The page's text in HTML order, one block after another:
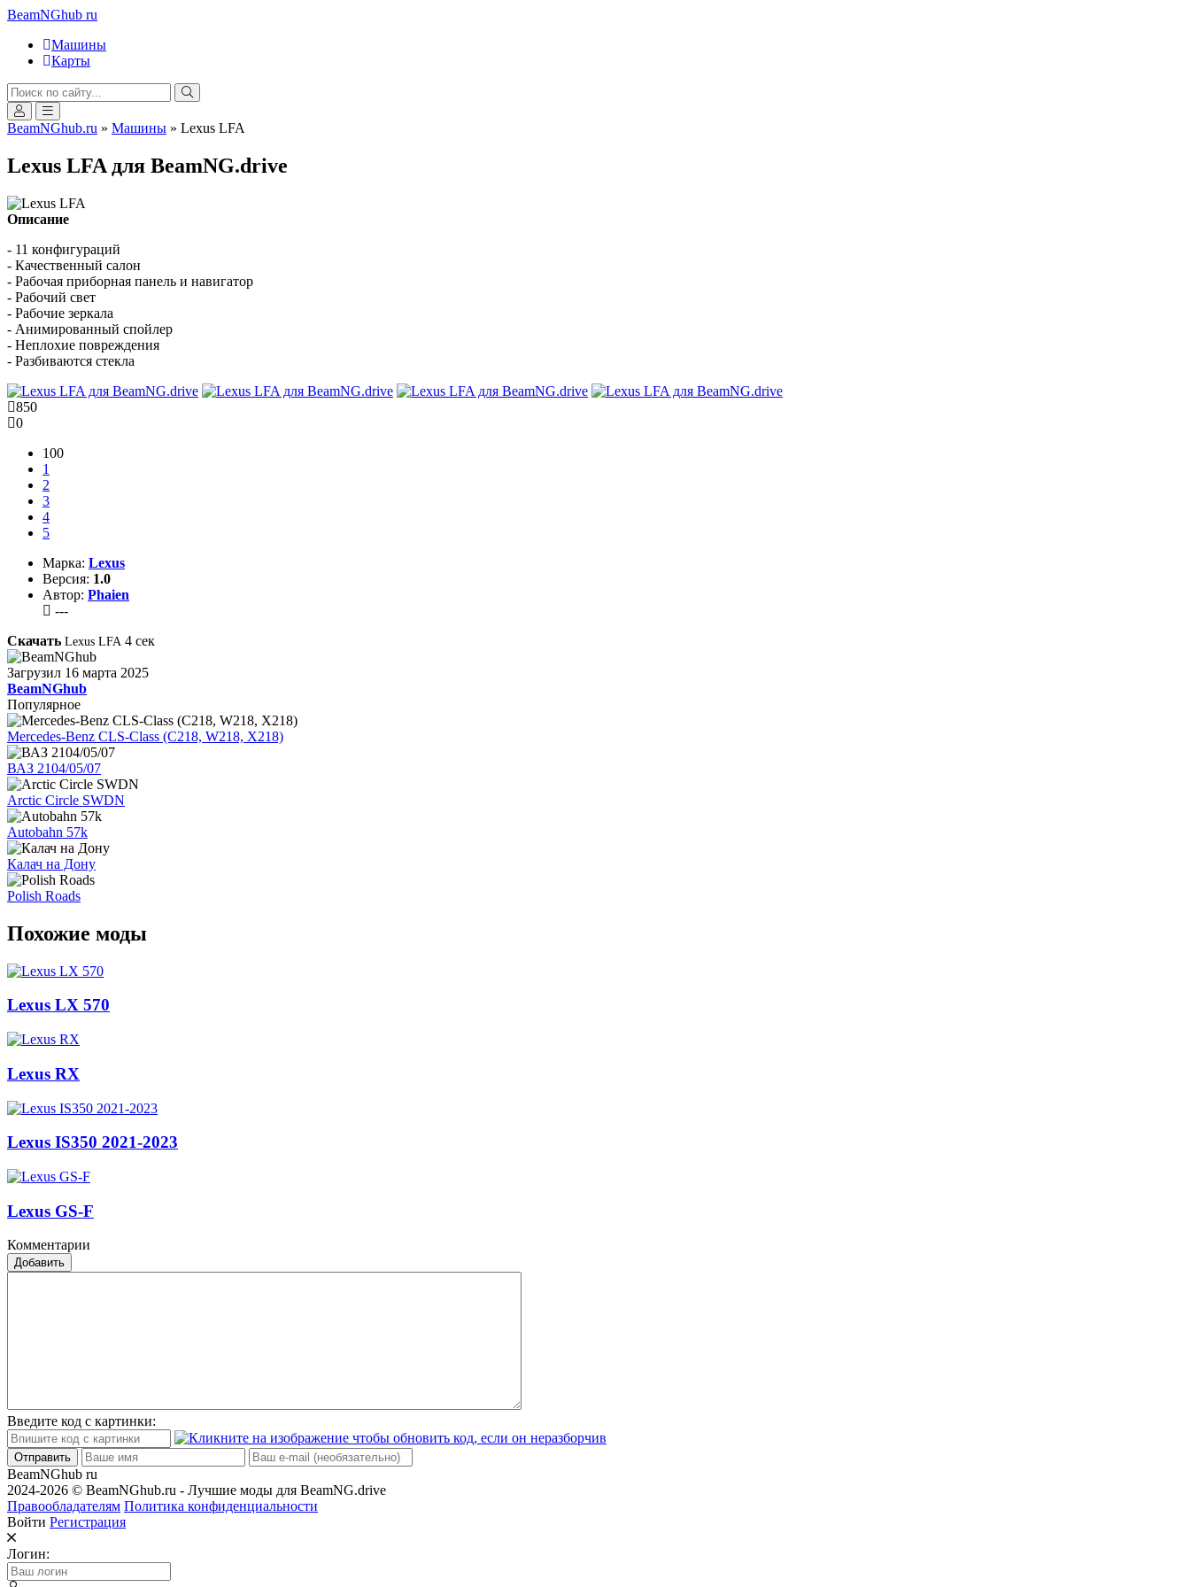
BeamNGhub ru
Машины
Карты
BeamNGhub.ru » Машины » Lexus LFA
Lexus LFA для BeamNG.drive
Описание
- 11 конфигураций
- Качественный салон
- Рабочая приборная панель и навигатор
- Рабочий свет
- Рабочие зеркала
- Анимированный спойлер
- Неплохие повреждения
- Разбиваются стекла
850
0
100
1
2
3
4
5
Марка: Lexus
Версия: 1.0
Автор: Phaien
---
Скачать Lexus LFA 4 сек
Загрузил 16 марта 2025
BeamNGhub
Популярное
Mercedes-Benz CLS-Class (C218, W218, X218)
ВАЗ 2104/05/07
Arctic Circle SWDN
Autobahn 57k
Калач на Дону
Polish Roads
Похожие моды
Lexus LX 570
Lexus RX
Lexus IS350 2021-2023
Lexus GS-F
Комментарии
Добавить
Введите код с картинки:
Отправить
BeamNGhub ru
2024-2026 © BeamNGhub.ru - Лучшие моды для BeamNG.drive
Правообладателям Политика конфиденциальности
Войти Регистрация
Логин: